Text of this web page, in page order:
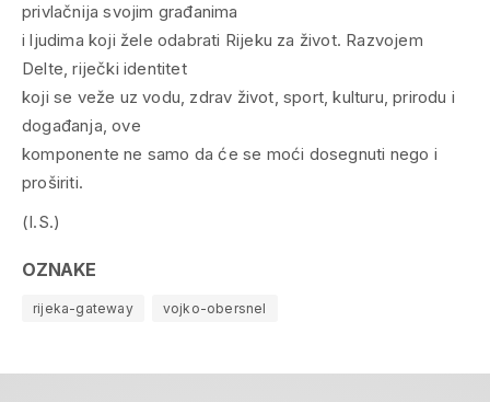
privlačnija svojim građanima
i ljudima koji žele odabrati Rijeku za život. Razvojem
Delte, riječki identitet
koji se veže uz vodu, zdrav život, sport, kulturu, prirodu i
događanja, ove
komponente ne samo da će se moći dosegnuti nego i
proširiti.
(I.S.)
OZNAKE
rijeka-gateway vojko-obersnel